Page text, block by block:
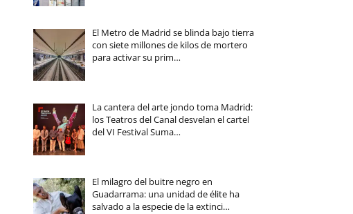
El Metro de Madrid se blinda bajo tierra
con siete millones de kilos de mortero
para activar su prim…
La cantera del arte jondo toma Madrid:
los Teatros del Canal desvelan el cartel
del VI Festival Suma…
El milagro del buitre negro en
Guadarrama: una unidad de élite ha
salvado a la especie de la extinci…